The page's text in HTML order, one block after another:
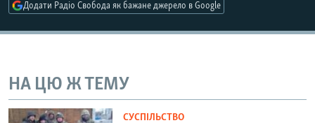
Додати Радіо Свобода як бажане джерело в Google
НА ЦЮ Ж ТЕМУ
СУСПІЛЬСТВО